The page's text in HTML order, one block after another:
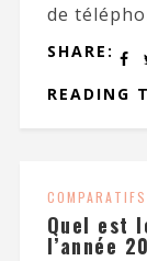
de
SHARE:
READING
Quel est
l’année